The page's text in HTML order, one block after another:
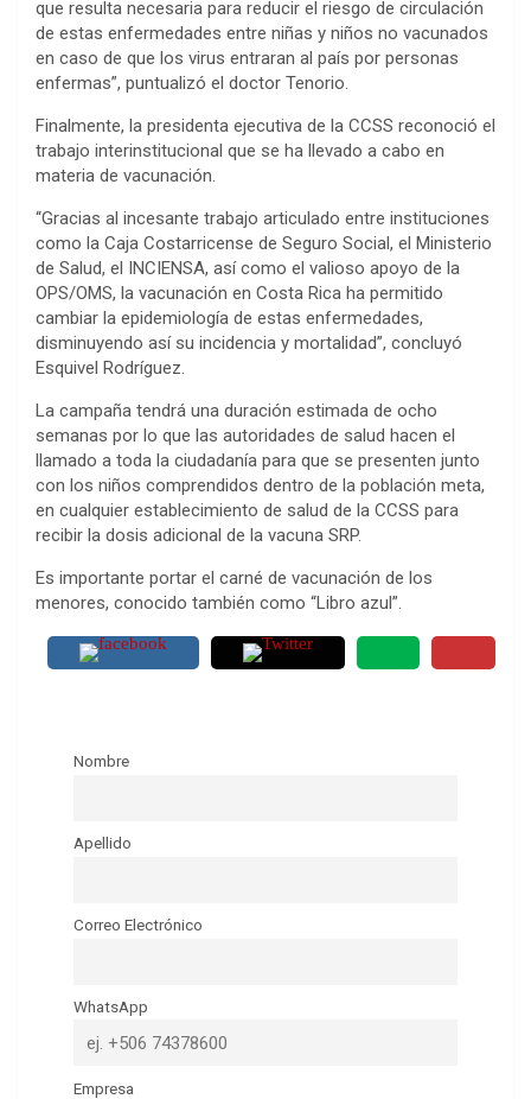
que resulta necesaria para reducir el riesgo de circulación
de estas enfermedades entre niñas y niños no vacunados
en caso de que los virus entraran al país por personas
enfermas”, puntualizó el doctor Tenorio.
Finalmente, la presidenta ejecutiva de la CCSS reconoció el
trabajo interinstitucional que se ha llevado a cabo en
materia de vacunación.
“Gracias al incesante trabajo articulado entre instituciones
como la Caja Costarricense de Seguro Social, el Ministerio
de Salud, el INCIENSA, así como el valioso apoyo de la
OPS/OMS, la vacunación en Costa Rica ha permitido
cambiar la epidemiología de estas enfermedades,
disminuyendo así su incidencia y mortalidad”, concluyó
Esquivel Rodríguez.
La campaña tendrá una duración estimada de ocho
semanas por lo que las autoridades de salud hacen el
llamado a toda la ciudadanía para que se presenten junto
con los niños comprendidos dentro de la población meta,
en cualquier establecimiento de salud de la CCSS para
recibir la dosis adicional de la vacuna SRP.
Es importante portar el carné de vacunación de los
menores, conocido también como “Libro azul”.
Nombre
Apellido
Correo Electrónico
WhatsApp
Empresa